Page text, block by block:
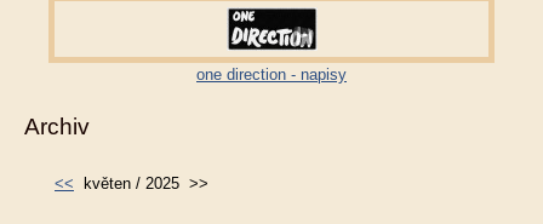
one direction - napisy
Archiv
<< květen / 2025 >>